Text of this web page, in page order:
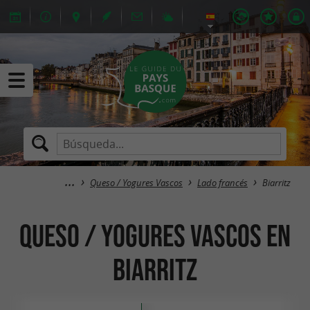
Queso / Yogures Vascos Lado francés Biarritz
Queso / Yogures Vascos en
Biarritz